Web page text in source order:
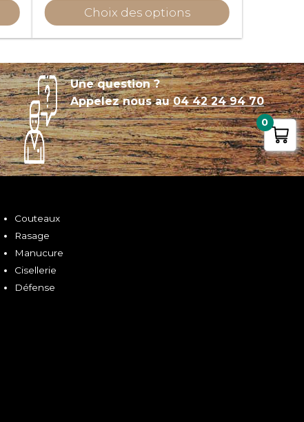
Choix des options
Une question ?
Appelez nous au04 42 24 94 70
Couteaux
Rasage
Manucure
Cisellerie
Défense
0